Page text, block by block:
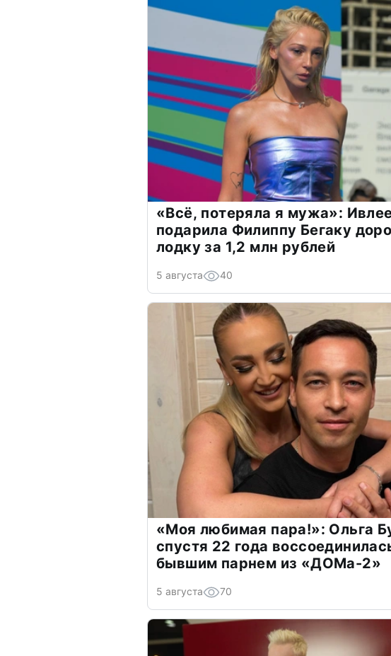
«Всё, потеряла я мужа»:
подарила Филиппу Бегаку
лодку за 1,2 млн рублей
5 августа 40
«Моя любимая пара!»: Ольга
спустя 22 года
бывшим парнем из «ДОМа-2»
5 августа 70